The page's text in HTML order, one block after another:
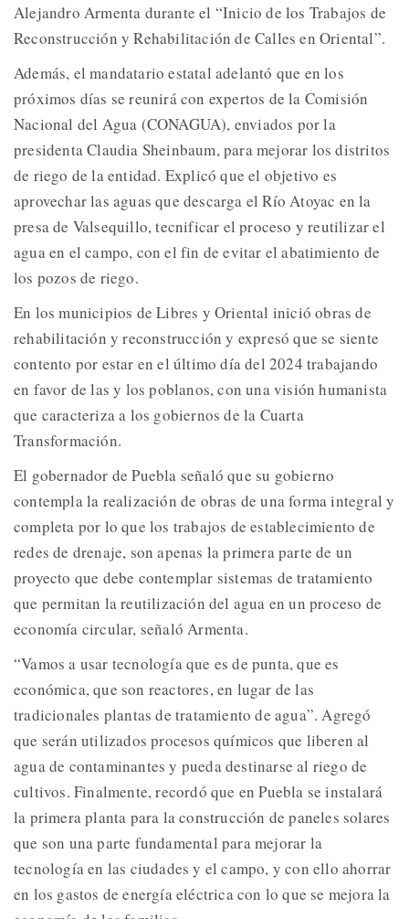
Alejandro Armenta durante el “Inicio de los Trabajos de
Reconstrucción y Rehabilitación de Calles en Oriental”.
Además, el mandatario estatal adelantó que en los
próximos días se reunirá con expertos de la Comisión
Nacional del Agua (CONAGUA), enviados por la
presidenta Claudia Sheinbaum, para mejorar los distritos
de riego de la entidad. Explicó que el objetivo es
aprovechar las aguas que descarga el Río Atoyac en la
presa de Valsequillo, tecnificar el proceso y reutilizar el
agua en el campo, con el fin de evitar el abatimiento de
los pozos de riego.
En los municipios de Libres y Oriental inició obras de
rehabilitación y reconstrucción y expresó que se siente
contento por estar en el último día del 2024 trabajando
en favor de las y los poblanos, con una visión humanista
que caracteriza a los gobiernos de la Cuarta
Transformación.
El gobernador de Puebla señaló que su gobierno
contempla la realización de obras de una forma integral y
completa por lo que los trabajos de establecimiento de
redes de drenaje, son apenas la primera parte de un
proyecto que debe contemplar sistemas de tratamiento
que permitan la reutilización del agua en un proceso de
economía circular, señaló Armenta.
“Vamos a usar tecnología que es de punta, que es
económica, que son reactores, en lugar de las
tradicionales plantas de tratamiento de agua”. Agregó
que serán utilizados procesos químicos que liberen al
agua de contaminantes y pueda destinarse al riego de
cultivos. Finalmente, recordó que en Puebla se instalará
la primera planta para la construcción de paneles solares
que son una parte fundamental para mejorar la
tecnología en las ciudades y el campo, y con ello ahorrar
en los gastos de energía eléctrica con lo que se mejora la